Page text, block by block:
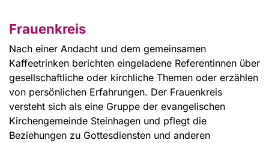
Frauenkreis
Nach einer Andacht und dem gemeinsamen
Kaffeetrinken berichten eingeladene Referentinnen über
gesellschaftliche oder kirchliche Themen oder erzählen
von persönlichen Erfahrungen. Der Frauenkreis
versteht sich als eine Gruppe der evangelischen
Kirchengemeinde Steinhagen und pflegt die
Beziehungen zu Gottesdiensten und anderen